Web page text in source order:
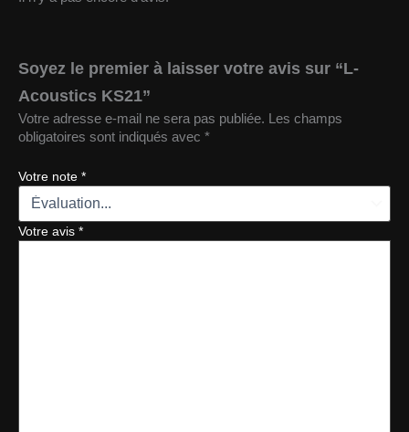
Soyez le premier à laisser votre avis sur “L-
Acoustics KS21”
Votre adresse e-mail ne sera pas publiée.
Les champs
obligatoires sont indiqués avec *
Votre note *
Votre avis *